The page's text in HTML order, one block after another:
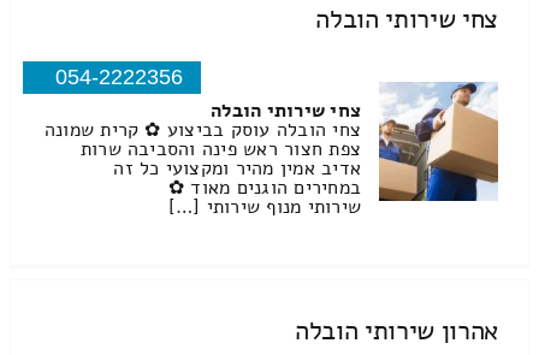
צחי שירותי הובלה
054-2222356
צחי שירותי הובלה
צחי הובלה עוסק בביצוע ✿ קרית שמונה
צפת חצור ראש פינה והסביבה שרות
אדיב אמין מהיר ומקצועי כל זה
במחירים הוגנים מאוד ✿
שירותי מנוף שירותי […]
אהרון שירותי הובלה